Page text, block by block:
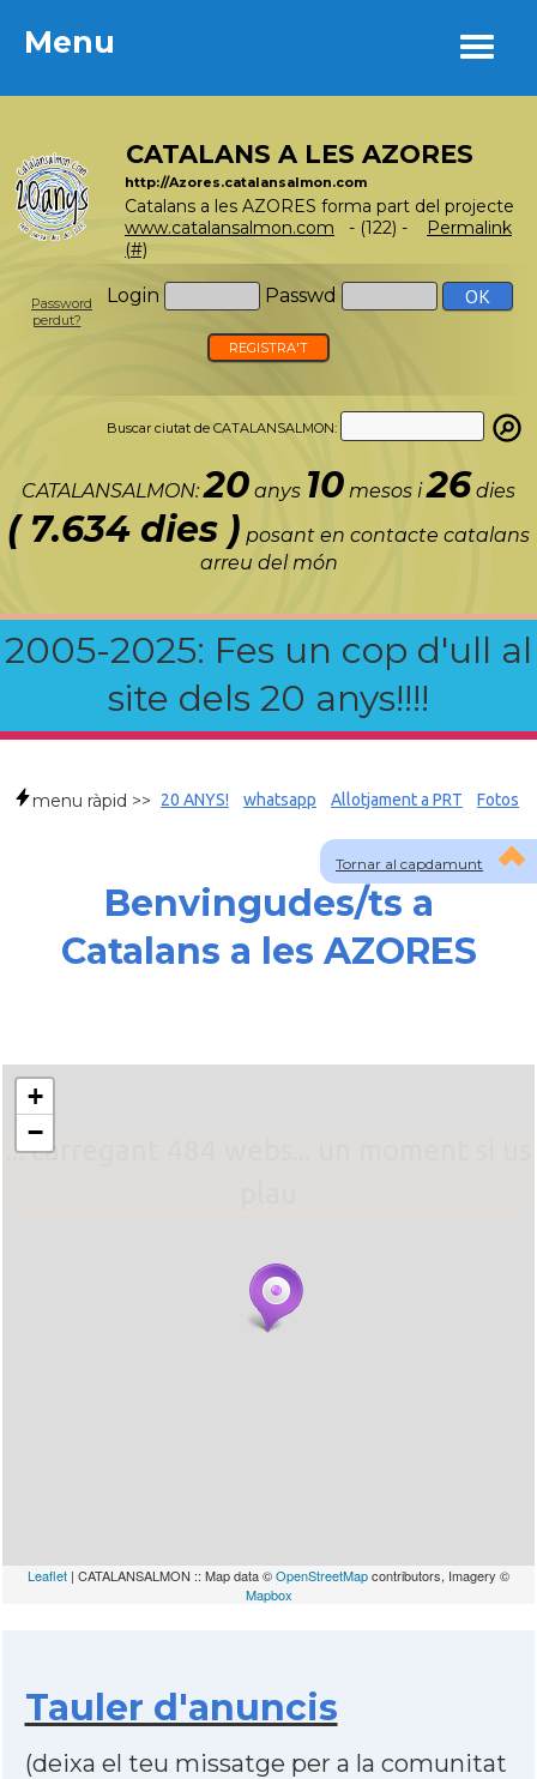
Menu
CATALANS A LES AZORES
http://Azores.catalansalmon.com
Catalans a les AZORES forma part del projecte
www.catalansalmon.com - (122) -
Permalink
(#)
Login Passwd
Password
perdut?
REGISTRA'T
Buscar ciutat de CATALANSALMON:
CATALANSALMON:20 anys 10 mesos i26 dies
( 7.634 dies ) posant en contacte catalans
arreu del món
2005-2025: Fes un cop d'ull al
site dels 20 anys!!!!
Menu
Tornar al capdamunt
menu ràpid >> 20 ANYS! whatsapp Allotjament a PRT Fotos
Benvingudes/ts a
Catalans a les AZORES
... carregant 484 webs... un moment si us
+
−
Leaflet | CATALANSALMON :: Map data ©OpenStreetMapcontributors, Imagery ©
Mapbox
Tauler d'anuncis
(deixa el teu missatge per a la comunitat